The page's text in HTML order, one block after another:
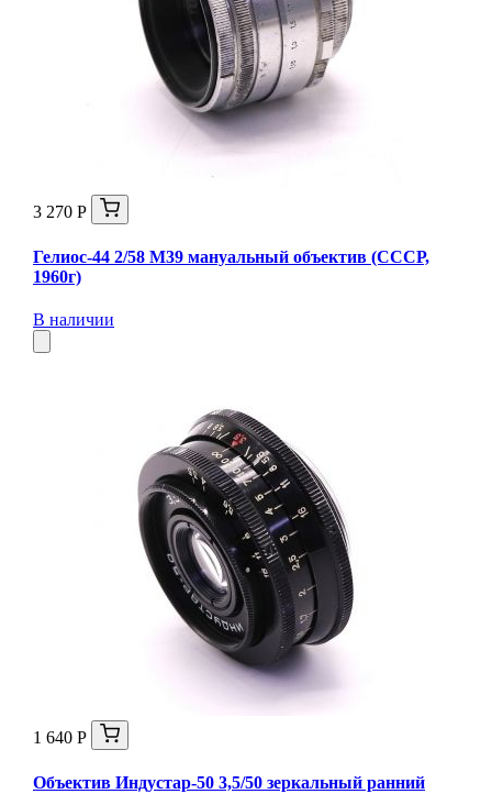
3 270 Р
Гелиос-44 2/58 М39 мануальный объектив (СССР,
1960г)
В наличии
1 640 Р
Объектив Индустар-50 3,5/50 зеркальный ранний